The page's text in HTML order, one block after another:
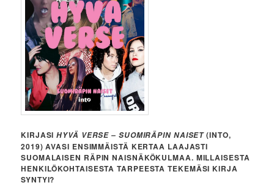
KIRJASIHYVÄ VERSE – SUOMIRÄPIN NAISET(INTO,
2019) AVASI ENSIMMÄISTÄ KERTAA LAAJASTI
SUOMALAISEN RÄPIN NAISNÄKÖKULMAA. MILLAISESTA
HENKILÖKOHTAISESTA TARPEESTA TEKEMÄSI KIRJA
SYNTYI?